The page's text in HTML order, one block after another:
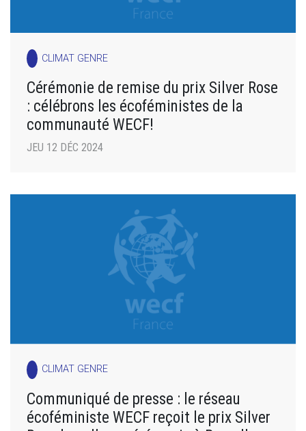
CLIMAT GENRE
Cérémonie de remise du prix Silver Rose
: célébrons les écoféministes de la
communauté WECF!
JEU 12 DÉC 2024
CLIMAT GENRE
Communiqué de presse : le réseau
écoféministe WECF reçoit le prix Silver